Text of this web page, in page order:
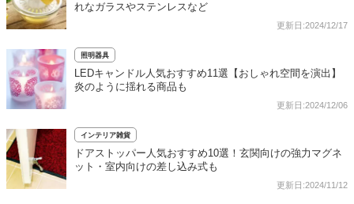
れなガラスやステンレスなど
更新日:2024/12/17
照明器具
LEDキャンドル人気おすすめ11選【おしゃれ空間を演出】
炎のように揺れる商品も
更新日:2024/12/06
インテリア雑貨
ドアストッパー人気おすすめ10選！玄関向けの強力マグネ
ット・室内向けの差し込み式も
更新日:2024/11/12